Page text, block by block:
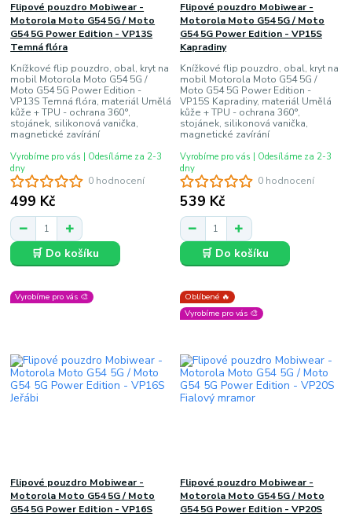
0 hodnocení
Flipové pouzdro Mobiwear -
Motorola Moto G54 5G / Moto
G54 5G Power Edition - VP13S
Temná flóra
Knížkové flip pouzdro, obal, kryt na
mobil Motorola Moto G54 5G /
Moto G54 5G Power Edition -
VP13S Temná flóra, materiál Umělá
kůže + TPU - ochrana 360°,
stojánek, silikonová vanička,
magnetické zavírání
499 Kč
Vyrobíme pro vás | Odesíláme za 2-3
dny
🛒 Do košíku
0 hodnocení
Flipové pouzdro Mobiwear -
Motorola Moto G54 5G / Moto
G54 5G Power Edition - VP15S
Kapradiny
Knížkové flip pouzdro, obal, kryt na
mobil Motorola Moto G54 5G /
Moto G54 5G Power Edition -
VP15S Kapradiny, materiál Umělá
kůže + TPU - ochrana 360°,
stojánek, silikonová vanička,
magnetické zavírání
539 Kč
Vyrobíme pro vás | Odesíláme za 2-3
dny
🛒 Do košíku
Vyrobíme pro vás 🎨
Flipové pouzdro Mobiwear -
Motorola Moto G54 5G / Moto
G54 5G Power Edition - VP16S
Oblíbené 🔥
Vyrobíme pro vás 🎨
Flipové pouzdro Mobiwear -
Motorola Moto G54 5G / Moto
G54 5G Power Edition - VP20S